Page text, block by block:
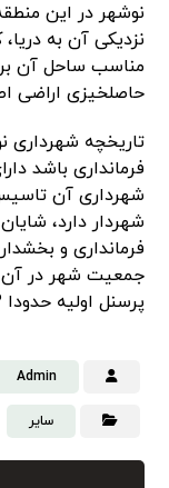
نوشهر در این
نزدیکی آن به
مناسب ساحل آن
حاصلخیزی اراضی
تاریخچه شهرداری
شهردار دارد،
پرسنل اولیه حدودا ۱۲ نفر بوده .
Admin
سایر